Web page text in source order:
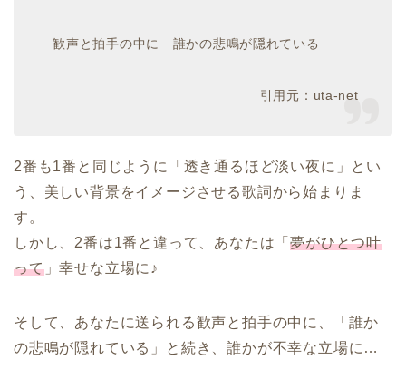
歓声と拍手の中に 誰かの悲鳴が隠れている
引用元：uta-net
2番も1番と同じように「透き通るほど淡い夜に」とい
う、美しい背景をイメージさせる歌詞から始まりま
す。
しかし、2番は1番と違って、あなたは「夢がひとつ叶
って」幸せな立場に♪
そして、あなたに送られる歓声と拍手の中に、「誰か
の悲鳴が隠れている」と続き、誰かが不幸な立場に…